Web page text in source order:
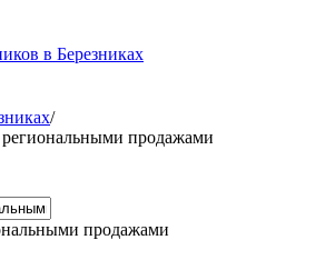
в Березниках
/
продажами
продажами